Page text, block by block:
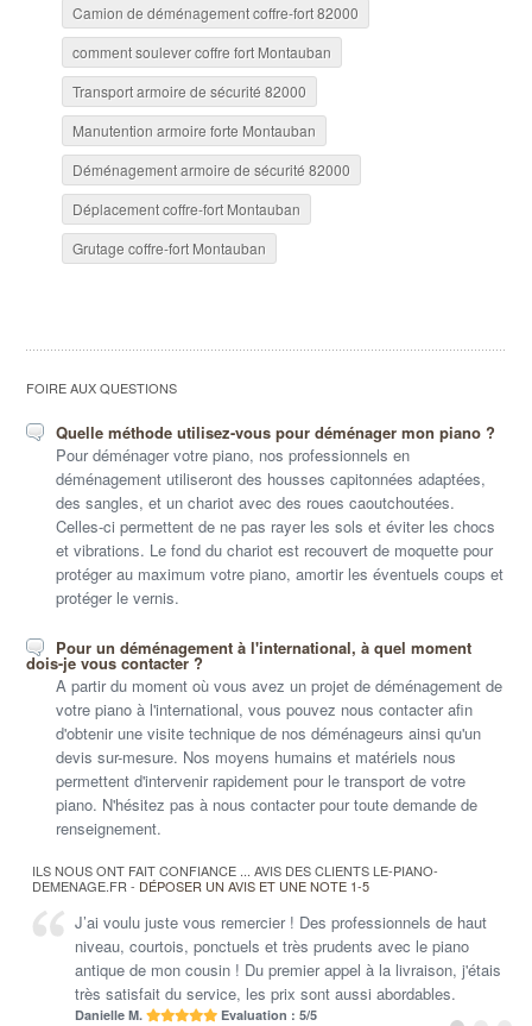
Camion de déménagement coffre-fort 82000
comment soulever coffre fort Montauban
Transport armoire de sécurité 82000
Manutention armoire forte Montauban
Déménagement armoire de sécurité 82000
Déplacement coffre-fort Montauban
Grutage coffre-fort Montauban
FOIRE AUX QUESTIONS
Quelle méthode utilisez-vous pour déménager mon piano ?
Pour déménager votre piano, nos professionnels en
déménagement utiliseront des housses capitonnées adaptées,
des sangles, et un chariot avec des roues caoutchoutées.
Celles-ci permettent de ne pas rayer les sols et éviter les chocs
et vibrations. Le fond du chariot est recouvert de moquette pour
protéger au maximum votre piano, amortir les éventuels coups et
protéger le vernis.
Pour un déménagement à l'international, à quel moment
dois-je vous contacter ?
A partir du moment où vous avez un projet de déménagement de
votre piano à l'international, vous pouvez nous contacter afin
d'obtenir une visite technique de nos déménageurs ainsi qu'un
devis sur-mesure. Nos moyens humains et matériels nous
permettent d'intervenir rapidement pour le transport de votre
piano. N'hésitez pas à nous contacter pour toute demande de
renseignement.
ILS NOUS ONT FAIT CONFIANCE ... AVIS DES CLIENTS LE-PIANO-
DEMENAGE.FR - DÉPOSER UN AVIS ET UNE NOTE 1-5
J’ai voulu juste vous remercier ! Des professionnels de haut
niveau, courtois, ponctuels et très prudents avec le piano
antique de mon cousin ! Du premier appel à la livraison, j'étais
très satisfait du service, les prix sont aussi abordables.
Danielle M. Evaluation : 5/5
Je vous remercie pour votre professionnalisme et le soin porté
à votre travail. Nous sommes très satisfaits de votre
prestation, tout a été parfait !
Anne-Laure T. Evaluation : 5/5